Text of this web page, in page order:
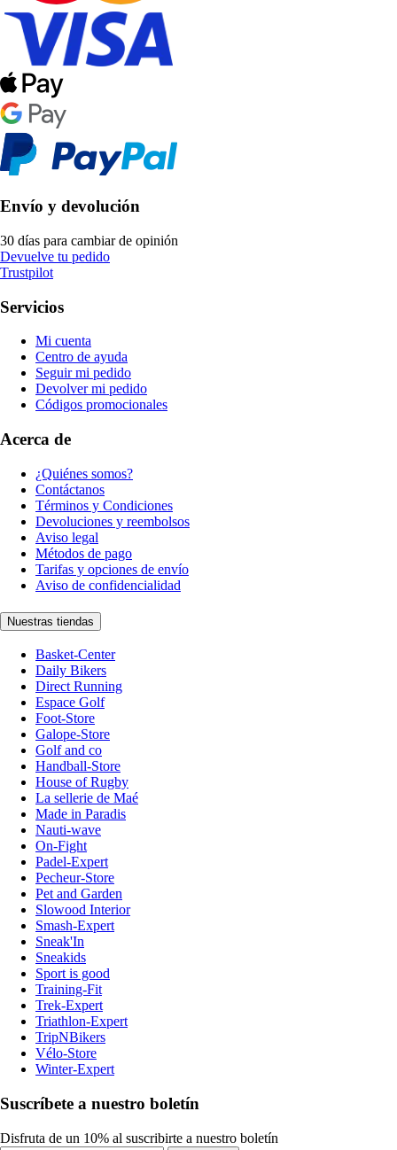
Envío y devolución
30 días para cambiar de opinión
Devuelve tu pedido
Trustpilot
Servicios
Mi cuenta
Centro de ayuda
Seguir mi pedido
Devolver mi pedido
Códigos promocionales
Acerca de
¿Quiénes somos?
Contáctanos
Términos y Condiciones
Devoluciones y reembolsos
Aviso legal
Métodos de pago
Tarifas y opciones de envío
Aviso de confidencialidad
Nuestras tiendas
Basket-Center
Daily Bikers
Direct Running
Espace Golf
Foot-Store
Galope-Store
Golf and co
Handball-Store
House of Rugby
La sellerie de Maé
Made in Paradis
Nauti-wave
On-Fight
Padel-Expert
Pecheur-Store
Pet and Garden
Slowood Interior
Smash-Expert
Sneak'In
Sneakids
Sport is good
Training-Fit
Trek-Expert
Triathlon-Expert
TripNBikers
Vélo-Store
Winter-Expert
Suscríbete a nuestro boletín
Disfruta de un 10% al suscribirte a nuestro boletín